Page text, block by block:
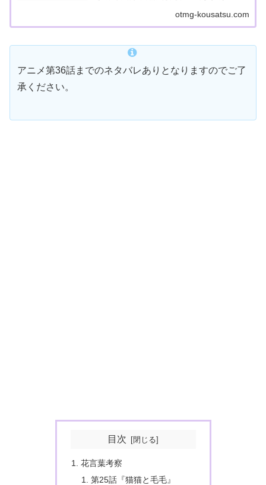
otmg-kousatsu.com
アニメ第36話までのネタバレありとなりますのでご了
承ください。
目次
花言葉考察
第25話『猫猫と毛毛』